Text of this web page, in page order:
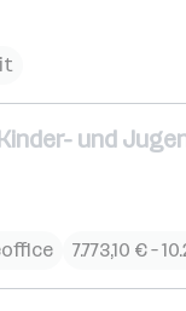
und
7.773,10 € –